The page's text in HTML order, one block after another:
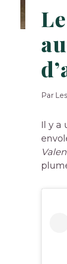
Par
Il y a